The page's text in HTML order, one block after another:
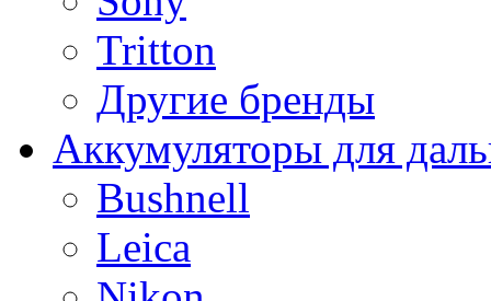
Tritton
Другие бренды
Аккумуляторы для
Bushnell
Leica